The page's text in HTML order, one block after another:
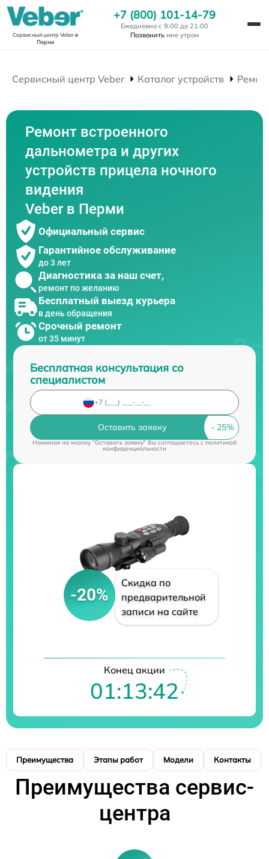
Сервисный центр Veberв
Перми
+7 (800) 101-14-79
Ежедневно с 9:00 до 21:00
Позвонить мне утром
Сервисный центр Veber Каталог устройств
Ремонт встроенного
дальнометра и других
устройств прицела ночного
видения
Veber в Перми
Официальный сервис
Гарантийное обслуживание
до 3 лет
Диагностика за наш счет,
ремонт по желанию
Бесплатный выезд курьера
в день обращения
Срочный ремонт
от 35 минут
Бесплатная консультация со
специалистом
Оставить заявку
Нажимая на кнопку "Оставить заявку" Вы соглашаетесь cполитикой
конфиденциальности
-20%
Скидка по
предварительной
записи на сайте
Конец акции
01:13:41
Преимущества Этапы работ Модели Контакты
Преимущества сервис-
центра